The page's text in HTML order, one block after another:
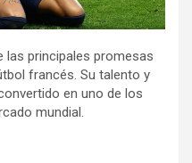
las principales promesas
francés. Su talento y
en uno de los
mundial.